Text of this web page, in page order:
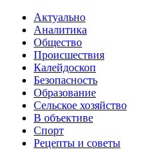
Актуально
Аналитика
Общество
Происшествия
Калейдоскоп
Безопасность
Образование
Сельское хозяйство
В объективе
Спорт
Рецепты и советы